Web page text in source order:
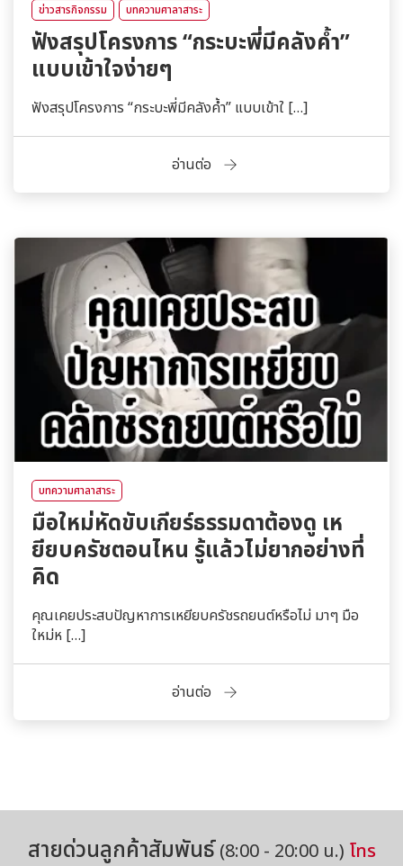
ข่าวสารกิจกรรม บทความศาลาสาระ
ฟังสรุปโครงการ “กระบะพี่มีคลังค้ำ”
แบบเข้าใจง่ายๆ
ฟังสรุปโครงการ “กระบะพี่มีคลังค้ำ” แบบเข้าใ […]
อ่านต่อ
บทความศาลาสาระ
มือใหม่หัดขับเกียร์ธรรมดาต้องดู เห
ยียบครัชตอนไหน รู้แล้วไม่ยากอย่างที่
คิด
คุณเคยประสบปัญหาการเหยียบครัชรถยนต์หรือไม่ มาๆ มือ
ใหม่ห […]
อ่านต่อ
สายด่วนลูกค้าสัมพันธ์ (8:00 - 20:00 น.) โทร